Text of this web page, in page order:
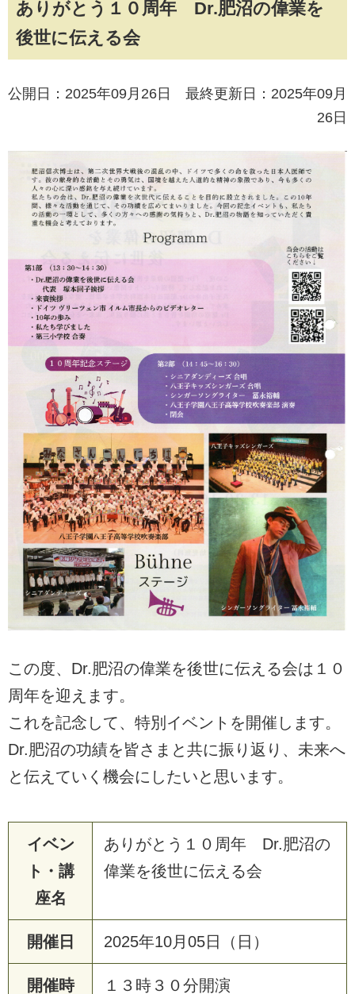
ありがとう１０周年 Dr.肥沼の偉業を
後世に伝える会
公開日：2025年09月26日 最終更新日：2025年09月
26日
この度、Dr.肥沼の偉業を後世に伝える会は１０
周年を迎えます。
これを記念して、特別イベントを開催します。
Dr.肥沼の功績を皆さまと共に振り返り、未来へ
と伝えていく機会にしたいと思います。
イベン
ト・講
座名
ありがとう１０周年 Dr.肥沼の
偉業を後世に伝える会
開催日 2025年10月05日（日）
開催時 １３時３０分開演